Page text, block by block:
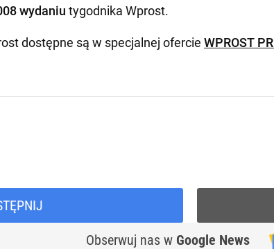
wydaniu tygodnika Wprost.
dostępne są w specjalnej ofercie WPROST
Obserwuj nas w Google News